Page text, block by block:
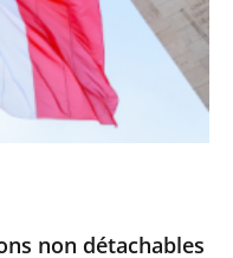
non détachables